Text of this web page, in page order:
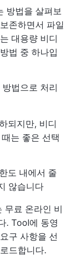
방법을 살펴보
존하면서 파일
대용량 비디
법 중 하나입
법으로 처리
되지만, 비디
는 좋은 선택
도 내에서 줄
않습니다
무료 온라인 비
. Tool에 동영
구 사항을 선
드합니다.